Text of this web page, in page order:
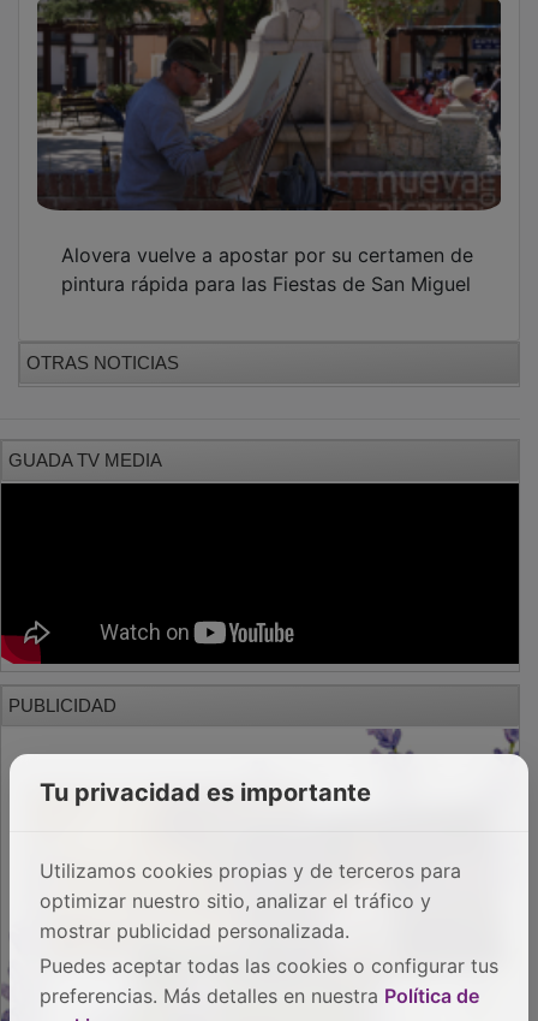
pintura rápida para las Fiestas de San Miguel
OTRAS NOTICIAS
Tu privacidad es importante
Utilizamos cookies propias y de terceros para
optimizar nuestro sitio, analizar el tráfico y
mostrar publicidad personalizada.
Puedes aceptar todas las cookies o configurar tus
preferencias. Más detalles en nuestra Política de